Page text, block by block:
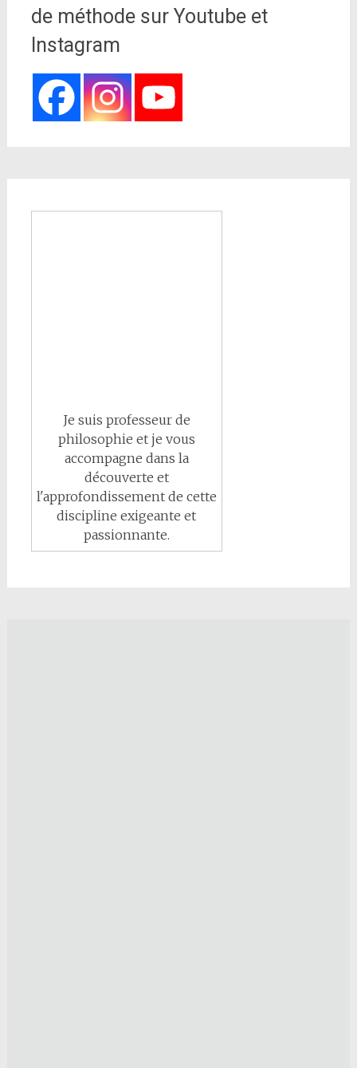
de méthode sur Youtube et
Instagram
Je suis professeur de
philosophie et je vous
accompagne dans la
découverte et
l'approfondissement de cette
discipline exigeante et
passionnante.